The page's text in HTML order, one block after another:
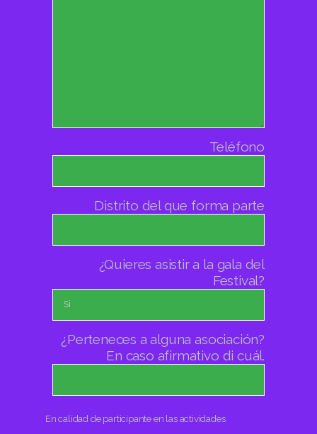
Teléfono
Distrito del que forma parte
¿Quieres asistir a la gala del
Festival?
¿Perteneces a alguna asociación?
En caso afirmativo di cuál.
En calidad de participante en las actividades